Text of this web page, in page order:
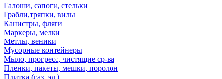
Галоши, сапоги, стельки
Грабли,тряпки, вилы
Канистры, фляги
Маркеры, мелки
Метлы, веники
Мусорные контейнеры
Мыло, прогресс, чистящие ср-ва
Пленки, пакеты, мешки, поролон
Плитка (газ, эл.)